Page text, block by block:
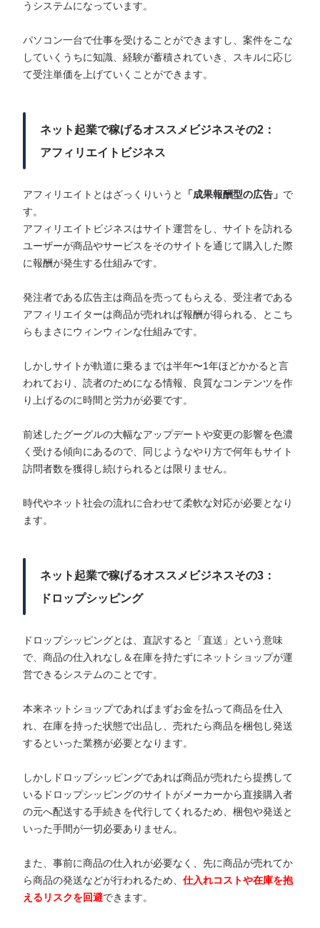
うシステムになっています。
パソコン一台で仕事を受けることができますし、案件をこな
していくうちに知識、経験が蓄積されていき、スキルに応じ
て受注単価を上げていくことができます。
ネット起業で稼げるオススメビジネスその2：
アフィリエイトビジネス
アフィリエイトとはざっくりいうと 「成果報酬型の広告」 で
す。
アフィリエイトビジネスはサイト運営をし、サイトを訪れる
ユーザーが商品やサービスをそのサイトを通じて購入した際
に報酬が発生する仕組みです。
発注者である広告主は商品を売ってもらえる、受注者である
アフィリエイターは商品が売れれば報酬が得られる、とこち
らもまさにウィンウィンな仕組みです。
しかしサイトが軌道に乗るまでは半年〜1年ほどかかると言
われており、読者のためになる情報、良質なコンテンツを作
り上げるのに時間と労力が必要です。
前述したグーグルの大幅なアップデートや変更の影響を色濃
く受ける傾向にあるので、同じようなやり方で何年もサイト
訪問者数を獲得し続けられるとは限りません。
時代やネット社会の流れに合わせて柔軟な対応が必要となり
ます。
ネット起業で稼げるオススメビジネスその3：
ドロップシッピング
ドロップシッピングとは、直訳すると「直送」という意味
で、商品の仕入れなし＆在庫を持たずにネットショップが運
営できるシステムのことです。
本来ネットショップであればまずお金を払って商品を仕入
れ、在庫を持った状態で出品し、売れたら商品を梱包し発送
するといった業務が必要となります。
しかしドロップシッピングであれば商品が売れたら提携して
いるドロップシッピングのサイトがメーカーから直接購入者
の元へ配送する手続きを代行してくれるため、梱包や発送と
いった手間が一切必要ありません。
また、事前に商品の仕入れが必要なく、先に商品が売れてか
ら商品の発送などが行われるため、 仕入れコストや在庫を抱
えるリスクを回避できます。